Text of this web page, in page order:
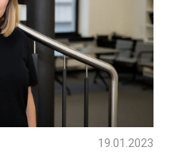
19.01.2023